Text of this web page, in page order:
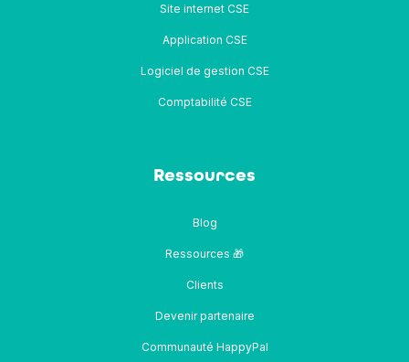
Site internet CSE
Application CSE
Logiciel de gestion CSE
Comptabilité CSE
Ressources
Blog
Ressources 🎁
Clients
Devenir partenaire
Communauté HappyPal